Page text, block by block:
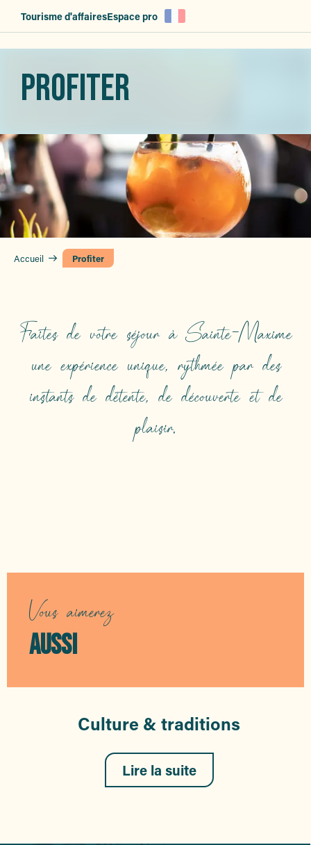
Tourisme d'affairesEspace pro
PROFITER
Accueil Profiter
Faites de votre séjour à Sainte-Maxime
une expérience unique, rythmée par des
instants de détente, de découverte et de
plaisir.
Vous aimerez
AUSSI
Culture & traditions
Lire la suite